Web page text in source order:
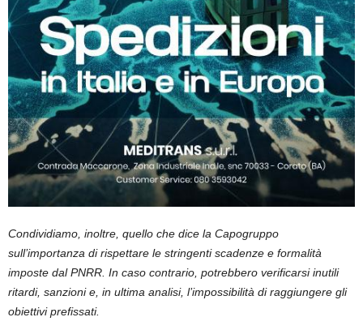
Condividiamo, inoltre, quello che dice la Capogruppo
sull’importanza di rispettare le stringenti scadenze e formalità
imposte dal PNRR. In caso contrario, potrebbero verificarsi inutili
ritardi, sanzioni e, in ultima analisi, l’impossibilità di raggiungere gli
obiettivi prefissati.